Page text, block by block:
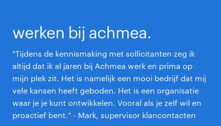
werken bij achmea.
"Tijdens de kennismaking met sollicitanten zeg ik
altijd dat ik al jaren bij Achmea werk en prima op
mijn plek zit. Het is namelijk een mooi bedrijf dat mij
vele kansen heeft geboden. Het is een organisatie
waar je je kunt ontwikkelen. Vooral als je zelf wil en
proactief bent." - Mark, supervisor klancontacten